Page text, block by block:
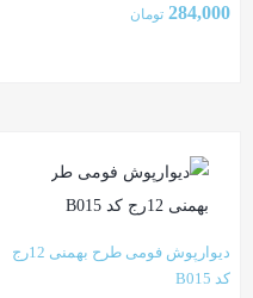
284,000 تومان
دیوارپوش فومی طرح بهمنی 12رج
کد B015